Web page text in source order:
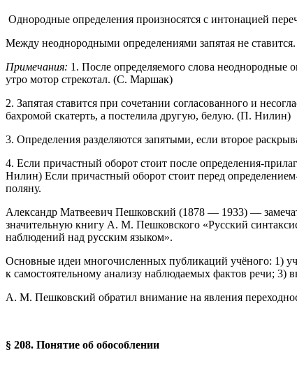
Однородные определения произносятся с интонацией
Между неоднородными определениями запятая не ставится.
Примечания: 1. После определяемого слова неоднородные
утро мотор стрекотал. (С. Маршак)
2. Запятая ставится при сочетании согласованного и
бахромой скатерть, а постелила другую, белую. (П. Нилин)
3. Определения разделяются запятыми, если второе
4. Если причастный оборот стоит после определения-
Нилин) Если причастный оборот стоит перед
поляну.
Александр Матвеевич Пешковский (1878 — 1933) —
значительную книгу А. М. Пешковского «Русский
наблюдений над русским языком».
Основные идеи многочисленных публикаций учёного: 1)
к самостоятельному анализу наблюдаемых фактов речи; 3)
А. М. Пешковский обратил внимание на явления
§ 208. Понятие об обособлении